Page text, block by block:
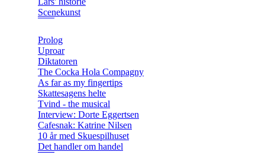
Scenekunst
Prolog
Uproar
Diktatoren
The Cocka Hola Compagny
As far as my fingertips
Skattesagens helte
Tvind - the musical
Interview: Dorte Eggertsen
Cafesnak: Katrine Nilsen
10 år med Skuespilhuset
Det handler om handel